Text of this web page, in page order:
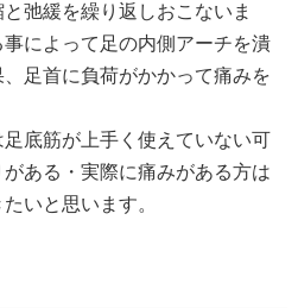
弛緩を繰り返しおこないま
によって足の内側アーチを潰
足首に負荷がかかって痛みを
底筋が上手く使えていない可
ある・実際に痛みがある方は
いと思います。